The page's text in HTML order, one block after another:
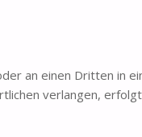
an einen Dritten in
verlangen,